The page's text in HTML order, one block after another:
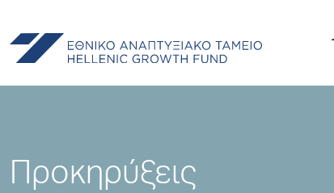
Προκηρύξεις